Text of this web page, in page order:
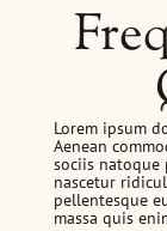
Lorem ipsum
Aenean
sociis natoque
nascetur
pellentesque
massa quis